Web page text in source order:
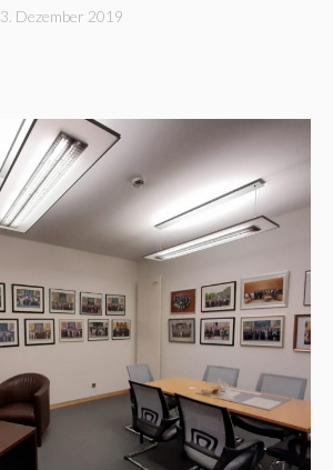
3. Dezember 2019